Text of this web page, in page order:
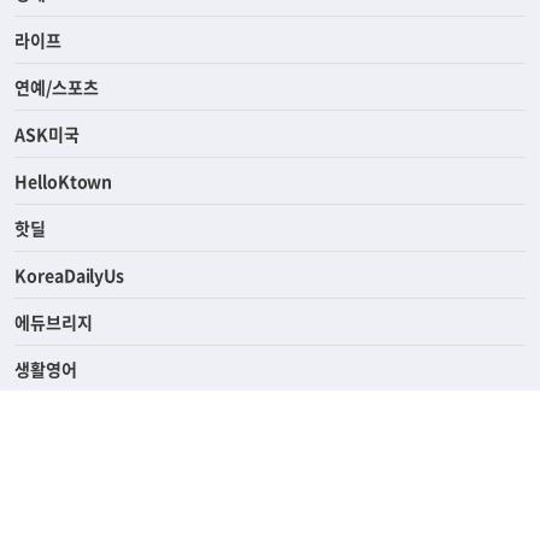
사회
경제
라이프
연예/스포츠
ASK미국
HelloKtown
핫딜
KoreaDailyUs
에듀브리지